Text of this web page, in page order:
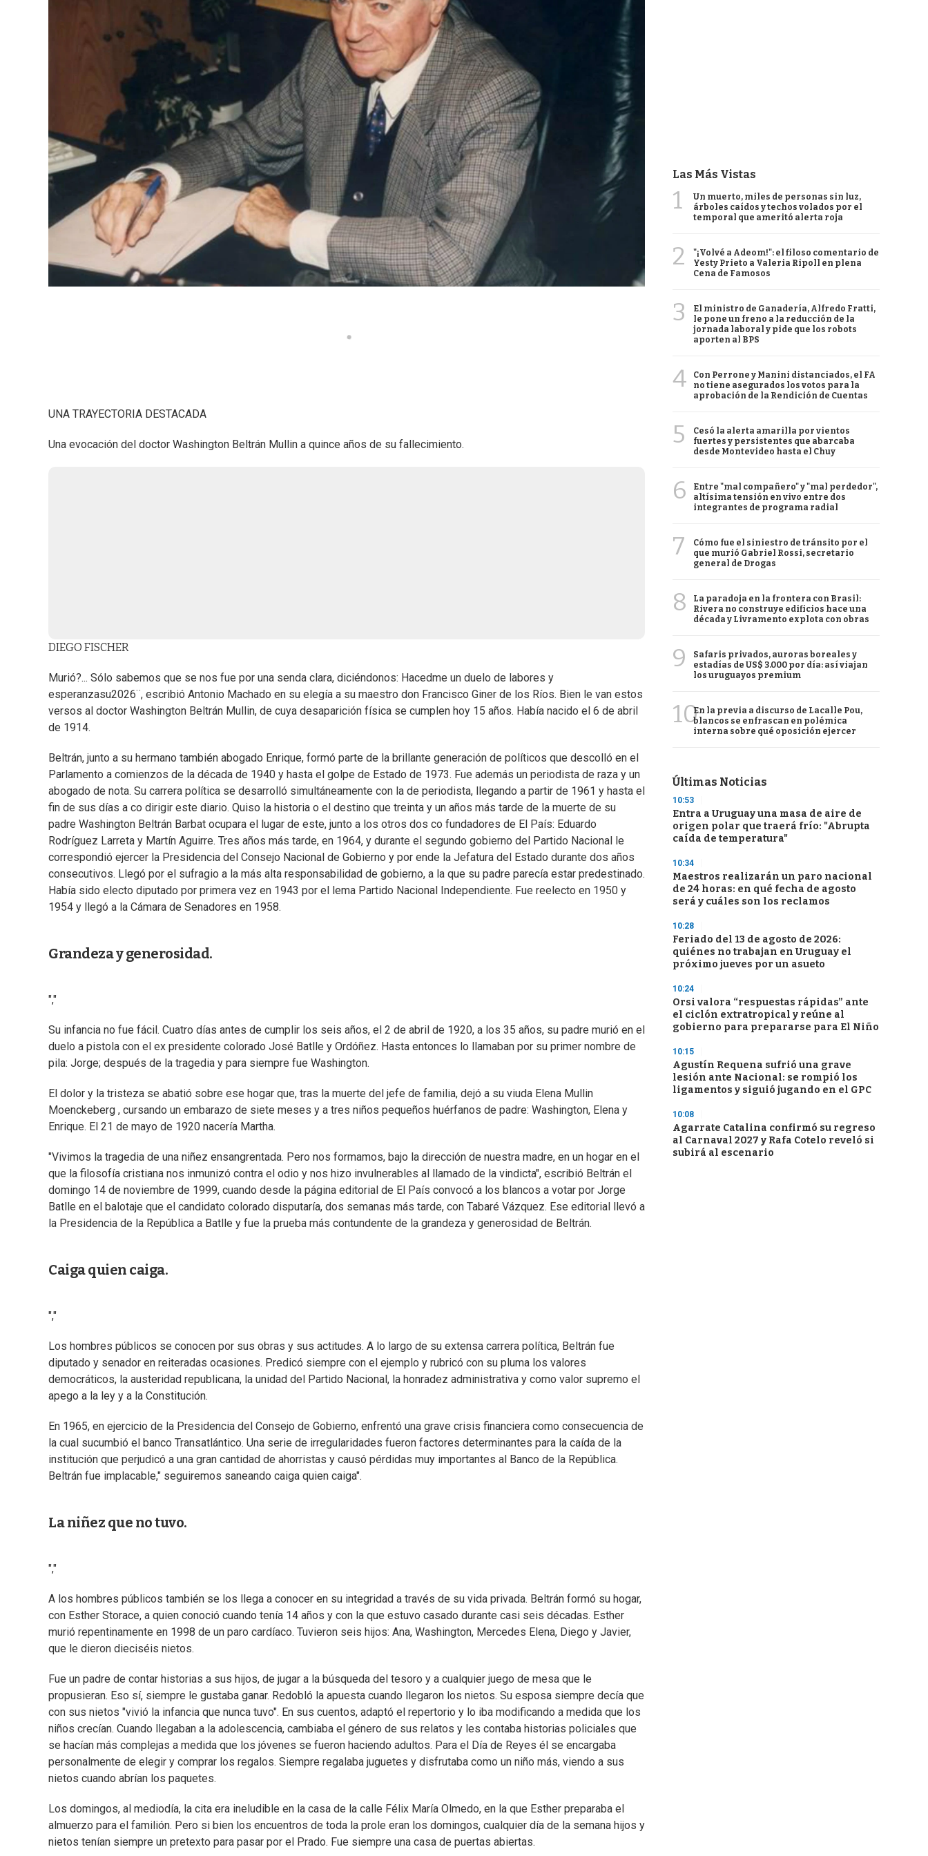
UNA TRAYECTORIA DESTACADA
Una evocación del doctor Washington Beltrán Mullin a quince años de su fallecimiento.
DIEGO FISCHER
Murió?... Sólo sabemos que se nos fue por una senda clara, diciéndonos: Hacedme un duelo de labores y
esperanzasu2026¨, escribió Antonio Machado en su elegía a su maestro don Francisco Giner de los Ríos. Bien le van estos
versos al doctor Washington Beltrán Mullin, de cuya desaparición física se cumplen hoy 15 años. Había nacido el 6 de abril
de 1914.
Beltrán, junto a su hermano también abogado Enrique, formó parte de la brillante generación de políticos que descolló en el
Parlamento a comienzos de la década de 1940 y hasta el golpe de Estado de 1973. Fue además un periodista de raza y un
abogado de nota. Su carrera política se desarrolló simultáneamente con la de periodista, llegando a partir de 1961 y hasta el
fin de sus días a co dirigir este diario. Quiso la historia o el destino que treinta y un años más tarde de la muerte de su
padre Washington Beltrán Barbat ocupara el lugar de este, junto a los otros dos co fundadores de El País: Eduardo
Rodríguez Larreta y Martín Aguirre. Tres años más tarde, en 1964, y durante el segundo gobierno del Partido Nacional le
correspondió ejercer la Presidencia del Consejo Nacional de Gobierno y por ende la Jefatura del Estado durante dos años
consecutivos. Llegó por el sufragio a la más alta responsabilidad de gobierno, a la que su padre parecía estar predestinado.
Había sido electo diputado por primera vez en 1943 por el lema Partido Nacional Independiente. Fue reelecto en 1950 y
1954 y llegó a la Cámara de Senadores en 1958.
Grandeza y generosidad.
","
Su infancia no fue fácil. Cuatro días antes de cumplir los seis años, el 2 de abril de 1920, a los 35 años, su padre murió en el
duelo a pistola con el ex presidente colorado José Batlle y Ordóñez. Hasta entonces lo llamaban por su primer nombre de
pila: Jorge; después de la tragedia y para siempre fue Washington.
El dolor y la tristeza se abatió sobre ese hogar que, tras la muerte del jefe de familia, dejó a su viuda Elena Mullin
Moenckeberg , cursando un embarazo de siete meses y a tres niños pequeños huérfanos de padre: Washington, Elena y
Enrique. El 21 de mayo de 1920 nacería Martha.
"Vivimos la tragedia de una niñez ensangrentada. Pero nos formamos, bajo la dirección de nuestra madre, en un hogar en el
que la filosofía cristiana nos inmunizó contra el odio y nos hizo invulnerables al llamado de la vindicta", escribió Beltrán el
domingo 14 de noviembre de 1999, cuando desde la página editorial de El País convocó a los blancos a votar por Jorge
Batlle en el balotaje que el candidato colorado disputaría, dos semanas más tarde, con Tabaré Vázquez. Ese editorial llevó a
la Presidencia de la República a Batlle y fue la prueba más contundente de la grandeza y generosidad de Beltrán.
Caiga quien caiga.
","
Los hombres públicos se conocen por sus obras y sus actitudes. A lo largo de su extensa carrera política, Beltrán fue
diputado y senador en reiteradas ocasiones. Predicó siempre con el ejemplo y rubricó con su pluma los valores
democráticos, la austeridad republicana, la unidad del Partido Nacional, la honradez administrativa y como valor supremo el
apego a la ley y a la Constitución.
En 1965, en ejercicio de la Presidencia del Consejo de Gobierno, enfrentó una grave crisis financiera como consecuencia de
la cual sucumbió el banco Transatlántico. Una serie de irregularidades fueron factores determinantes para la caída de la
institución que perjudicó a una gran cantidad de ahorristas y causó pérdidas muy importantes al Banco de la República.
Beltrán fue implacable," seguiremos saneando caiga quien caiga".
La niñez que no tuvo.
","
A los hombres públicos también se los llega a conocer en su integridad a través de su vida privada. Beltrán formó su hogar,
con Esther Storace, a quien conoció cuando tenía 14 años y con la que estuvo casado durante casi seis décadas. Esther
murió repentinamente en 1998 de un paro cardíaco. Tuvieron seis hijos: Ana, Washington, Mercedes Elena, Diego y Javier,
que le dieron dieciséis nietos.
Fue un padre de contar historias a sus hijos, de jugar a la búsqueda del tesoro y a cualquier juego de mesa que le
propusieran. Eso sí, siempre le gustaba ganar. Redobló la apuesta cuando llegaron los nietos. Su esposa siempre decía que
con sus nietos "vivió la infancia que nunca tuvo". En sus cuentos, adaptó el repertorio y lo iba modificando a medida que los
niños crecían. Cuando llegaban a la adolescencia, cambiaba el género de sus relatos y les contaba historias policiales que
se hacían más complejas a medida que los jóvenes se fueron haciendo adultos. Para el Día de Reyes él se encargaba
personalmente de elegir y comprar los regalos. Siempre regalaba juguetes y disfrutaba como un niño más, viendo a sus
nietos cuando abrían los paquetes.
Los domingos, al mediodía, la cita era ineludible en la casa de la calle Félix María Olmedo, en la que Esther preparaba el
almuerzo para el familión. Pero si bien los encuentros de toda la prole eran los domingos, cualquier día de la semana hijos y
nietos tenían siempre un pretexto para pasar por el Prado. Fue siempre una casa de puertas abiertas.
Las Más Vistas
1
Un muerto, miles de personas sin luz,
árboles caídos y techos volados por el
temporal que ameritó alerta roja
2
"¡Volvé a Adeom!": el filoso comentario de
Yesty Prieto a Valeria Ripoll en plena
Cena de Famosos
3
El ministro de Ganadería, Alfredo Fratti,
le pone un freno a la reducción de la
jornada laboral y pide que los robots
aporten al BPS
4
Con Perrone y Manini distanciados, el FA
no tiene asegurados los votos para la
aprobación de la Rendición de Cuentas
5
Cesó la alerta amarilla por vientos
fuertes y persistentes que abarcaba
desde Montevideo hasta el Chuy
6
Entre "mal compañero" y "mal perdedor",
altísima tensión en vivo entre dos
integrantes de programa radial
7
Cómo fue el siniestro de tránsito por el
que murió Gabriel Rossi, secretario
general de Drogas
8
La paradoja en la frontera con Brasil:
Rivera no construye edificios hace una
década y Livramento explota con obras
9
Safaris privados, auroras boreales y
estadías de US$ 3.000 por día: así viajan
los uruguayos premium
10En la previa a discurso de Lacalle Pou,
blancos se enfrascan en polémica
interna sobre qué oposición ejercer
Últimas Noticias
10:53
Entra a Uruguay una masa de aire de
origen polar que traerá frío: "Abrupta
caída de temperatura"
10:34
Maestros realizarán un paro nacional
de 24 horas: en qué fecha de agosto
será y cuáles son los reclamos
10:28
Feriado del 13 de agosto de 2026:
quiénes no trabajan en Uruguay el
próximo jueves por un asueto
10:24
Orsi valora “respuestas rápidas” ante
el ciclón extratropical y reúne al
gobierno para prepararse para El Niño
10:15
Agustín Requena sufrió una grave
lesión ante Nacional: se rompió los
ligamentos y siguió jugando en el GPC
10:08
Agarrate Catalina confirmó su regreso
al Carnaval 2027 y Rafa Cotelo reveló si
subirá al escenario